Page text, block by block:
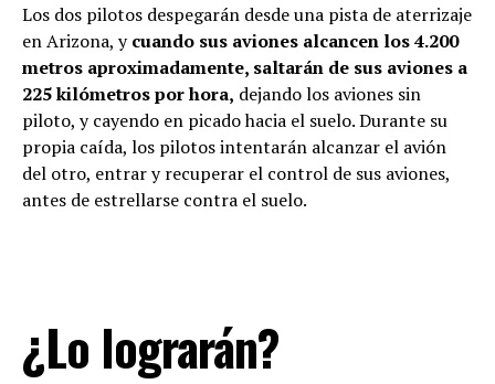
Los dos pilotos despegarán desde una pista de aterrizaje
en Arizona, ycuando sus aviones alcancen los 4.200
metros aproximadamente, saltarán de sus aviones a
225 kilómetros por hora, dejando los aviones sin
piloto, y cayendo en picado hacia el suelo. Durante su
propia caída, los pilotos intentarán alcanzar el avión
del otro, entrar y recuperar el control de sus aviones,
antes de estrellarse contra el suelo.
¿Lo lograrán?